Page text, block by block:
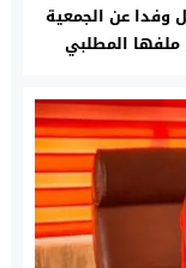
وفدا عن الجمعية
ملفها المطلبي